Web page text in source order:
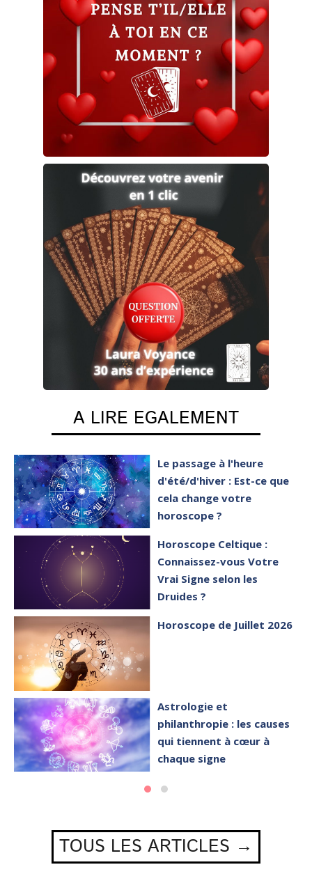
A LIRE EGALEMENT
Le passage à l'heure
d'été/d'hiver : Est-ce que
cela change votre
horoscope ?
Horoscope Celtique :
Connaissez-vous Votre
Vrai Signe selon les
Druides ?
Horoscope de Juillet 2026
Astrologie et
philanthropie : les causes
qui tiennent à cœur à
chaque signe
TOUS LES ARTICLES →